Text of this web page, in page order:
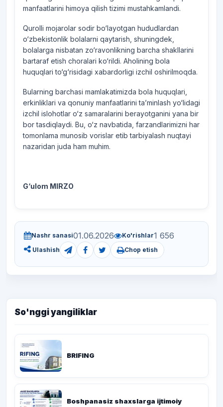
manfaatlarini himoya qilish tizimi mustahkamlandi.
Qurolli mojarolar sodir bo‘layotgan hududlardan
o‘zbekistonlik bolalarni qaytarish, shuningdek,
bolalarga nisbatan zo‘ravonlikning barcha shakllarini
bartaraf etish choralari ko‘rildi. Aholining bola
huquqlari to‘g‘risidagi xabardorligi izchil oshirilmoqda.
Bularning barchasi mamlakatimizda bola huquqlari,
erkinliklari va qonuniy manfaatlarini ta’minlash yo‘lidagi
izchil islohotlar o‘z samaralarini berayotganini yana bir
bor tasdiqlaydi. Bu, o‘z navbatida, farzandlarimizni har
tomonlama munosib vorislar etib tarbiyalash nuqtayi
nazaridan juda ham muhim.
G‘ulom MIRZO
Nashr sanasi01.06.2026 Ko'rishlar1 656
Ulashish Chop etish
So'nggi yangiliklar
BRIFING
Boshpanasiz shaxslarga ijtimoiy